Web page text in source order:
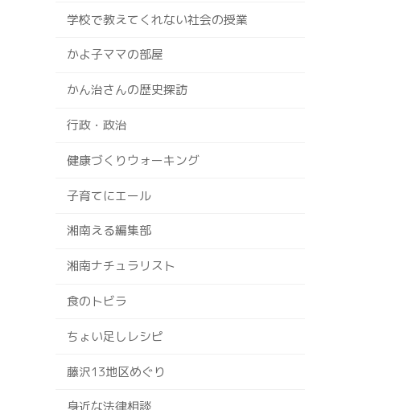
学校で教えてくれない社会の授業
かよ子ママの部屋
かん治さんの歴史探訪
行政・政治
健康づくりウォーキング
子育てにエール
湘南える編集部
湘南ナチュラリスト
食のトビラ
ちょい足しレシピ
藤沢13地区めぐり